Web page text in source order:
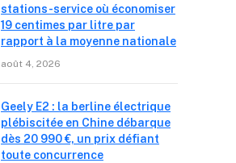
stations-service où économiser
19 centimes par litre par
rapport à la moyenne nationale
août 4, 2026
Geely E2 : la berline électrique
plébiscitée en Chine débarque
dès 20 990 €, un prix défiant
toute concurrence